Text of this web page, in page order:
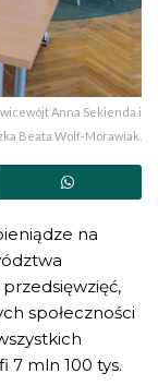
Anna Sekienda i
Beata Wolf-Morawiak.
na
społeczności
7 mln 100 tys.